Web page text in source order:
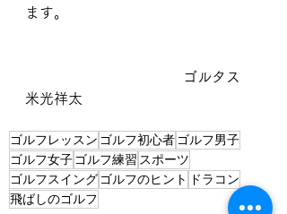
ます。
ゴルタス
米光祥太
ゴルフレッスン ゴルフ初心者 ゴルフ男子
ゴルフ女子 ゴルフ練習 スポーツ
ゴルフスイング ゴルフのヒント
ドラコン
飛ばしのゴルフ